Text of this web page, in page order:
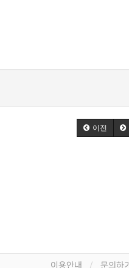
이전
이용안내 문의하기